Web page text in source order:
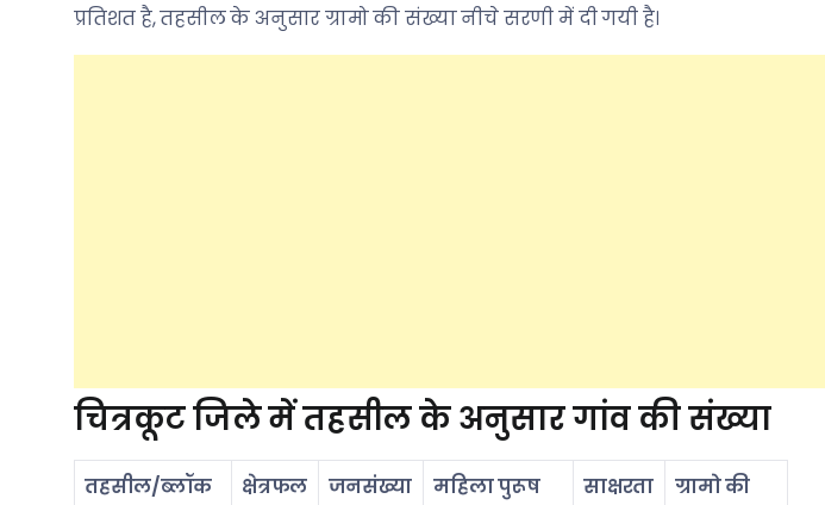
प्रतिशत है, तहसील के अनुसार ग्रामो की संख्या नीचे सरणी में दी गयी है।
चित्रकूट जिले में तहसील के अनुसार गांव की संख्या
तहसील/ब्लॉक
क्षेत्रफल जनसंख्या
महिला पुरूष
साक्षरता
ग्रामो की